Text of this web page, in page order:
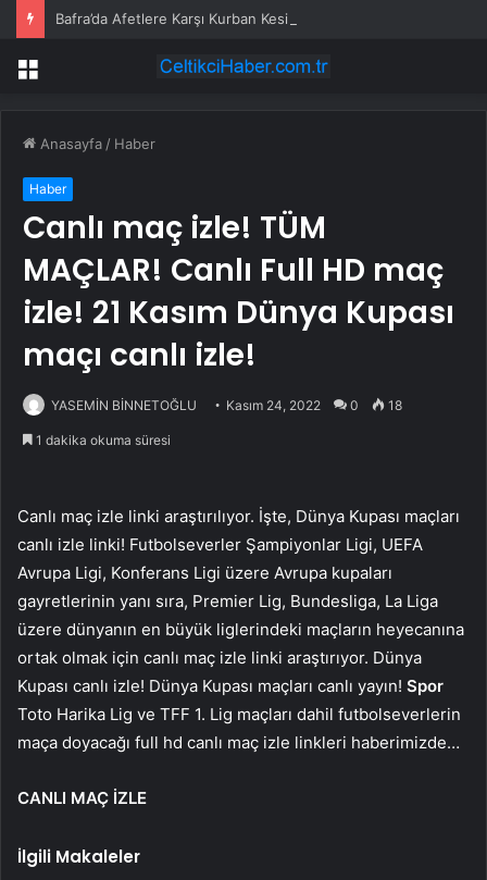
Bafra’da Afetlere Karşı Kurban Kesildi
Menü
Anasayfa / Haber
Haber
Canlı maç izle! TÜM
MAÇLAR! Canlı Full HD maç
izle! 21 Kasım Dünya Kupası
maçı canlı izle!
YASEMİN BİNNETOĞLU Kasım 24, 2022 0 18
1 dakika okuma süresi
Canlı maç izle linki araştırılıyor. İşte, Dünya Kupası maçları
canlı izle linki! Futbolseverler Şampiyonlar Ligi, UEFA
Avrupa Ligi, Konferans Ligi üzere Avrupa kupaları
gayretlerinin yanı sıra, Premier Lig, Bundesliga, La Liga
üzere dünyanın en büyük liglerindeki maçların heyecanına
ortak olmak için canlı maç izle linki araştırıyor. Dünya
Kupası canlı izle! Dünya Kupası maçları canlı yayın! Spor
Toto Harika Lig ve TFF 1. Lig maçları dahil futbolseverlerin
maça doyacağı full hd canlı maç izle linkleri haberimizde…
CANLI MAÇ İZLE
İlgili Makaleler